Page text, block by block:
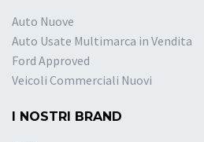
Auto Nuove
Auto Usate Multimarca in Vendita
Ford Approved
Veicoli Commerciali Nuovi
I NOSTRI BRAND